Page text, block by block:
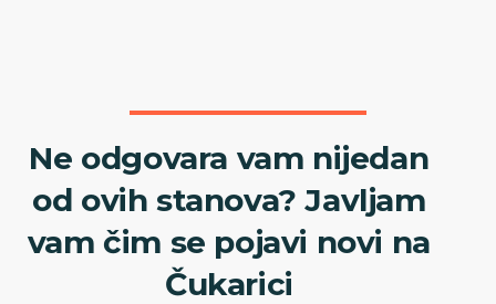
Ne odgovara vam nijedan
od ovih stanova? Javljam
vam čim se pojavi novi na
Čukarici